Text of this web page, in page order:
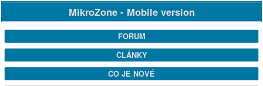
MikroZone - Mobile version
FORUM
ČLÁNKY
ČO JE NOVÉ